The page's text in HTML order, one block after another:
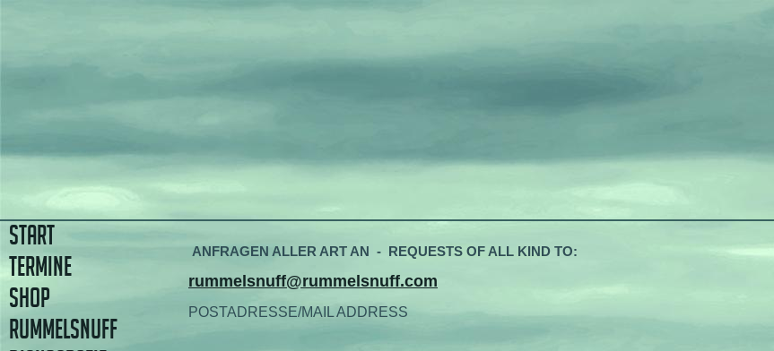
ANFRAGEN ALLER ART AN - REQUESTS OF ALL KIND TO:
rummelsnuff@rummelsnuff.com
POSTADRESSE/MAIL ADDRESS
START
TERMINE
SHOP
RUMMELSNUFF